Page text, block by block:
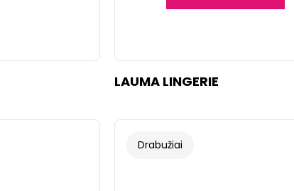
LAUMA LINGERIE
Drabužiai